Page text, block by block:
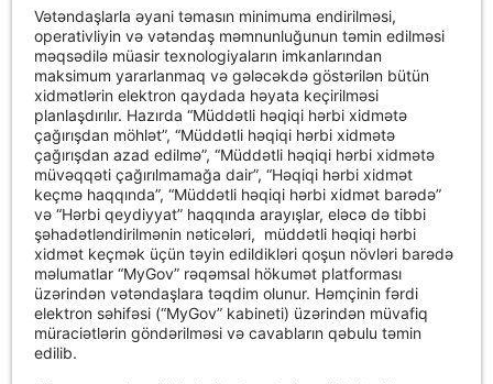
Vətəndaşlarla əyani təmasın minimuma endirilməsi,
operativliyin və vətəndaş məmnunluğunun təmin edilməsi
məqsədilə müasir texnologiyaların imkanlarından
maksimum yararlanmaq və gələcəkdə göstərilən bütün
xidmətlərin elektron qaydada həyata keçirilməsi
planlaşdırılır. Hazırda “Müddətli həqiqi hərbi xidmətə
çağırışdan möhlət”, “Müddətli həqiqi hərbi xidmətə
çağırışdan azad edilmə”, “Müddətli həqiqi hərbi xidmətə
müvəqqəti çağırılmamağa dair”, “Həqiqi hərbi xidmət
keçmə haqqında”, “Müddətli həqiqi hərbi xidmət barədə”
və “Hərbi qeydiyyat” haqqında arayışlar, eləcə də tibbi
şəhadətləndirilmənin nəticələri, müddətli həqiqi hərbi
xidmət keçmək üçün təyin edildikləri qoşun növləri barədə
məlumatlar “MyGov” rəqəmsal hökumət platforması
üzərindən vətəndaşlara təqdim olunur. Həmçinin fərdi
elektron səhifəsi (“MyGov” kabineti) üzərindən müvafiq
müraciətlərin göndərilməsi və cavabların qəbulu təmin
edilib.